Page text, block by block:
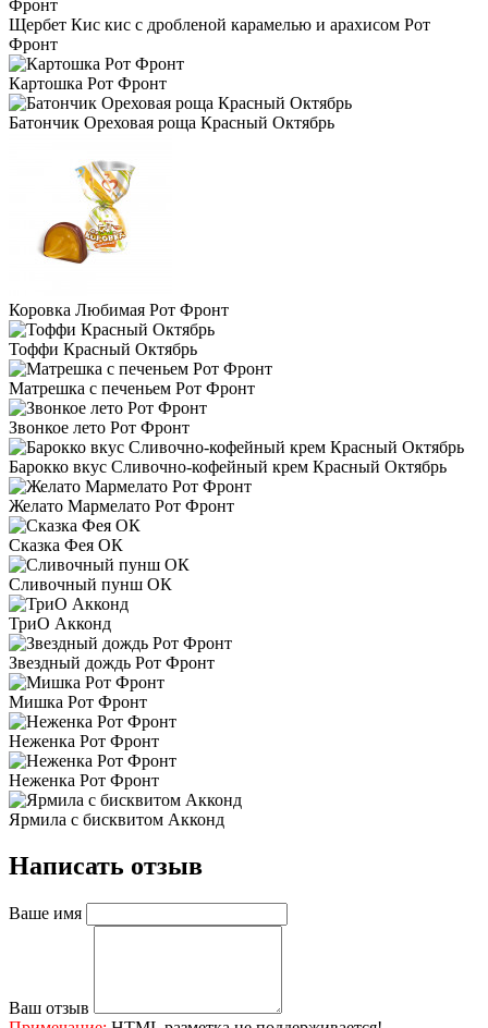
Щербет Кис кис с дробленой карамелью и арахисом Рот
Фронт
Картошка Рот Фронт
Батончик Ореховая роща Красный Октябрь
Коровка Любимая Рот Фронт
Тоффи Красный Октябрь
Матрешка с печеньем Рот Фронт
Звонкое лето Рот Фронт
Барокко вкус Сливочно-кофейный крем Красный Октябрь
Желато Мармелато Рот Фронт
Сказка Фея ОК
Сливочный пунш ОК
ТриО Акконд
Звездный дождь Рот Фронт
Мишка Рот Фронт
Неженка Рот Фронт
Неженка Рот Фронт
Ярмила с бисквитом Акконд
Написать отзыв
Ваше имя
Ваш отзыв